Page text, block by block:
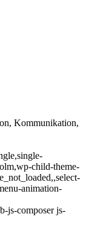
Kommunikation,
child-theme-
animation-
js-composer js-